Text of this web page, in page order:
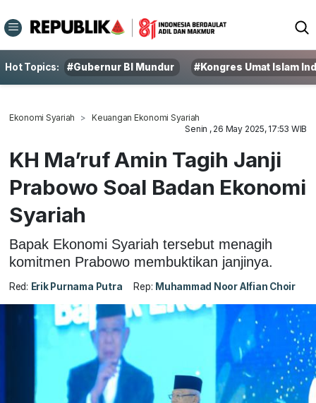
Hot Topics: #Gubernur BI Mundur #Kongres Umat Islam
Ekonomi Syariah
Keuangan Ekonomi Syariah
Senin , 26 May 2025, 17:53 WIB
KH Ma’ruf Amin Tagih Janji
Prabowo Soal Badan Ekonomi
Syariah
Bapak Ekonomi Syariah tersebut menagih
komitmen Prabowo membuktikan janjinya.
Red: Erik Purnama Putra Rep: Muhammad Noor Alfian Choir